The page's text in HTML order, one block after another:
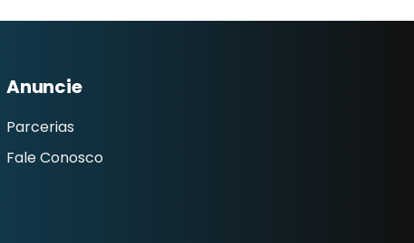
Anuncie
Parcerias
Fale Conosco